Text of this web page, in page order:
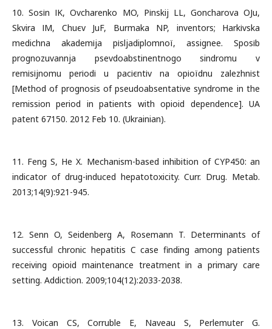
10. Sosіn ІK, Ovcharenko MO, Pіnskij LL, Goncharova OJu,
Skvira ІM, Chuєv JuF, Burmaka NP, inventors; Harkіvska
medichna akademіja pіsljadiplomnoї, assignee. Sposіb
prognozuvannja psevdoabstinentnogo sindromu v
remіsіjnomu perіodі u pacієntіv na opіoїdnu zalezhnіst
[Method of prognosis of pseudoabsentative syndrome in the
remission period in patients with opioid dependence]. UA
patent 67150. 2012 Feb 10. (Ukrainian).
11. Feng S, He X. Mechanism-based inhibition of CYP450: an
indicator of drug-induced hepatotoxicity. Curr. Drug. Metab.
2013;14(9):921-945.
12. Senn O, Seidenberg A, Rosemann T. Determinants of
successful chronic hepatitis C case finding among patients
receiving opioid maintenance treatment in a primary care
setting. Addiction. 2009;104(12):2033-2038.
13. Voican CS, Corruble E, Naveau S, Perlemuter G.